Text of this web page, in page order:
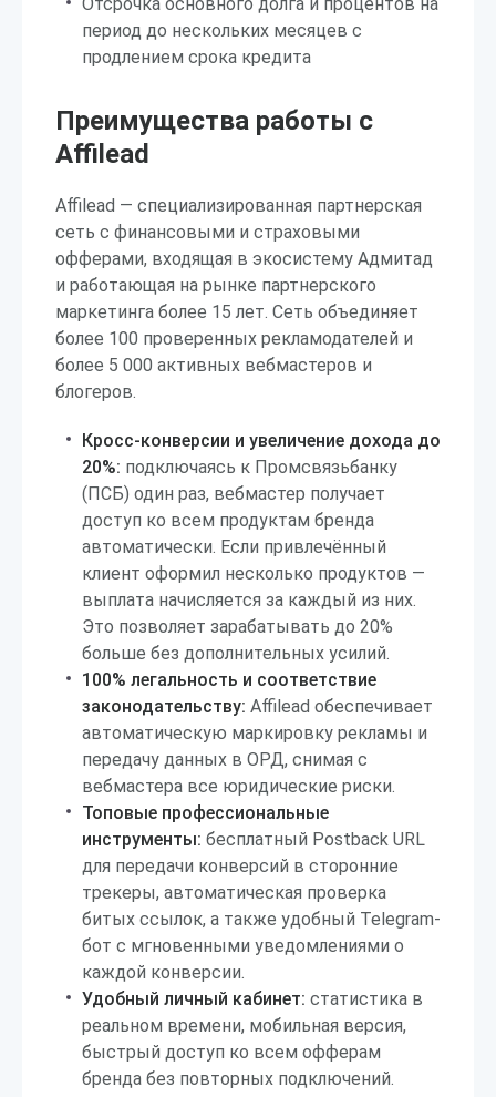
период до нескольких месяцев с
продлением срока кредита
Преимущества работы с
Affilead
Affilead — специализированная партнерская
сеть с финансовыми и страховыми
офферами, входящая в экосистему Адмитад
и работающая на рынке партнерского
маркетинга более 15 лет. Сеть объединяет
более 100 проверенных рекламодателей и
более 5 000 активных вебмастеров и
блогеров.
Кросс-конверсии и увеличение дохода до
20%: подключаясь к Промсвязьбанку
(ПСБ) один раз, вебмастер получает
доступ ко всем продуктам бренда
автоматически. Если привлечённый
клиент оформил несколько продуктов —
выплата начисляется за каждый из них.
Это позволяет зарабатывать до 20%
больше без дополнительных усилий.
100% легальность и соответствие
законодательству: Affilead обеспечивает
автоматическую маркировку рекламы и
передачу данных в ОРД, снимая с
вебмастера все юридические риски.
Топовые профессиональные
инструменты: бесплатный Postback URL
для передачи конверсий в сторонние
трекеры, автоматическая проверка
битых ссылок, а также удобный Telegram-
бот с мгновенными уведомлениями о
каждой конверсии.
Удобный личный кабинет: статистика в
реальном времени, мобильная версия,
быстрый доступ ко всем офферам
бренда без повторных подключений.